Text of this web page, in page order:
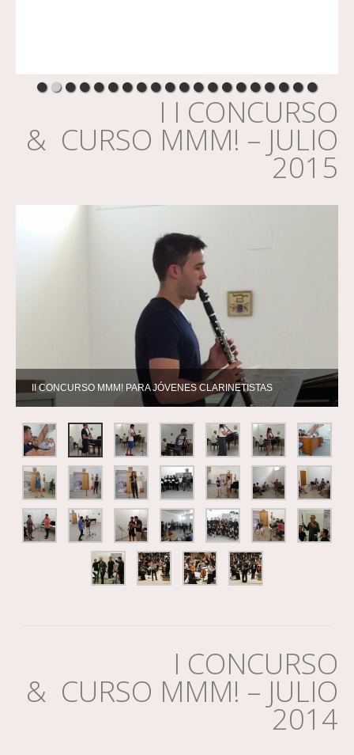
I I CONCURSO
& CURSO MMM! – JULIO
2015
II CONCURSO MMM! PARA JÓVENES CLARINETISTAS
I CONCURSO
& CURSO MMM! – JULIO
2014